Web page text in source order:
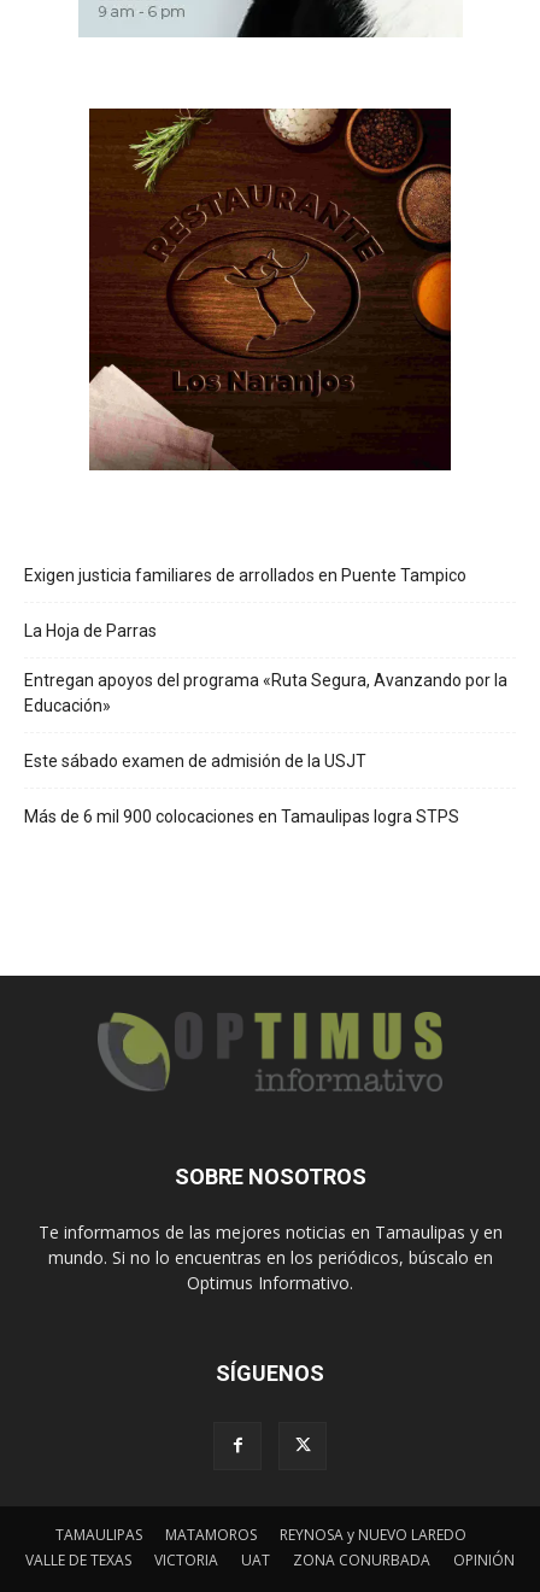
Exigen justicia familiares de arrollados en Puente Tampico
La Hoja de Parras
Entregan apoyos del programa «Ruta Segura, Avanzando por la
Educación»
Este sábado examen de admisión de la USJT
Más de 6 mil 900 colocaciones en Tamaulipas logra STPS
SOBRE NOSOTROS
Te informamos de las mejores noticias en Tamaulipas y en
mundo. Si no lo encuentras en los periódicos, búscalo en
Optimus Informativo.
SÍGUENOS
TAMAULIPAS MATAMOROS
REYNOSA y NUEVO LAREDO
VALLE DE TEXAS
VICTORIA UAT ZONA CONURBADA OPINIÓN